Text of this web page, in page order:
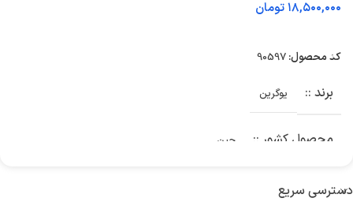
۱۸,۵۰۰,۰۰۰تومان
کد محصول:90597
برند : یوگرین
محصول کشور : چین
کشور تولید کننده :
دسترسی سریع